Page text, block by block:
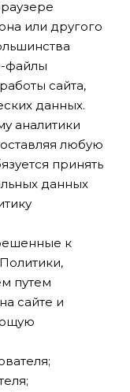
или другого
файлы
сайта,
данных.
аналитики
любую
принять
данных
к
путем
сайте и